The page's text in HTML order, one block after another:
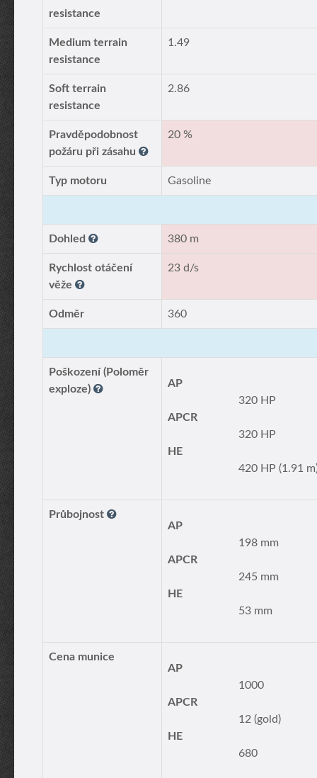
resistance
Medium terrain
resistance
1.49
Soft terrain
resistance
2.86
Pravděpodobnost
požáru při zásahu
20 %
Typ motoru Gasoline
Dohled 380 m
Rychlost otáčení
věže
23 d/s
Odměr 360
Poškození (Poloměr
exploze)
AP
320 HP
APCR
320 HP
HE
420 HP (1.91
Průbojnost
AP
198 mm
APCR
245 mm
HE
53 mm
Cena munice
AP
1000
APCR
12 (gold)
HE
680